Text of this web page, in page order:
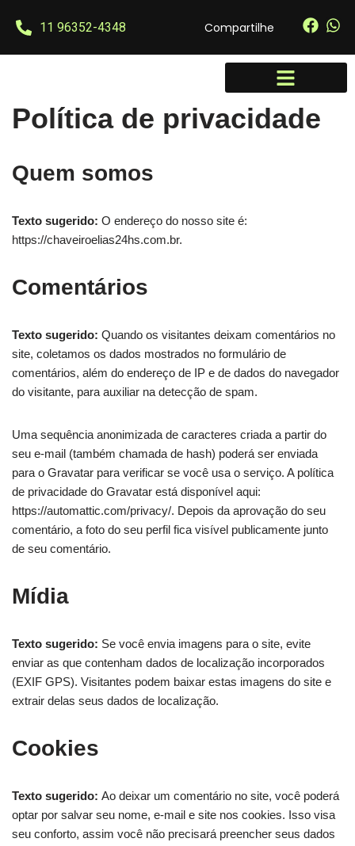
11 96352-4348 Compartilhe
Política de privacidade
Quem somos
Texto sugerido: O endereço do nosso site é:
https://chaveiroelias24hs.com.br.
Comentários
Texto sugerido: Quando os visitantes deixam comentários no
site, coletamos os dados mostrados no formulário de
comentários, além do endereço de IP e de dados do navegador
do visitante, para auxiliar na detecção de spam.
Uma sequência anonimizada de caracteres criada a partir do
seu e-mail (também chamada de hash) poderá ser enviada
para o Gravatar para verificar se você usa o serviço. A política
de privacidade do Gravatar está disponível aqui:
https://automattic.com/privacy/. Depois da aprovação do seu
comentário, a foto do seu perfil fica visível publicamente junto
de seu comentário.
Mídia
Texto sugerido: Se você envia imagens para o site, evite
enviar as que contenham dados de localização incorporados
(EXIF GPS). Visitantes podem baixar estas imagens do site e
extrair delas seus dados de localização.
Cookies
Texto sugerido: Ao deixar um comentário no site, você poderá
optar por salvar seu nome, e-mail e site nos cookies. Isso visa
seu conforto, assim você não precisará preencher seus dados